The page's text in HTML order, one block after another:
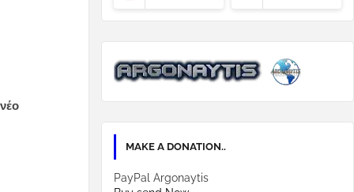
MAKE A DONATION..
PayPal Argonaytis